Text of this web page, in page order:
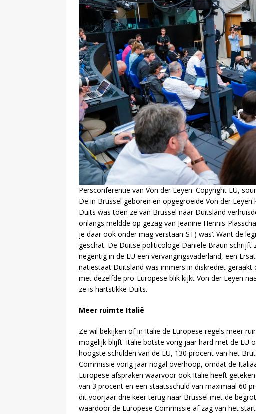
Persconferentie van Von der Leyen. Copyright EU,
De in Brussel geboren en opgegroeide Von der
Duits was toen ze van Brussel naar Duitsland
onlangs meldde op gezag van Jeanine Hennis-
je daar ook onder mag verstaan-ST) was’. Want de
geschat. De Duitse politicologe Daniele Braun
negentig in de EU een vervangingsvaderland, een
natiestaat Duitsland was immers in diskrediet
met dezelfde pro-Europese blik kijkt Von der Leyen
ze is hartstikke Duits.
Meer ruimte Italië
Ze wil bekijken of in Italië de Europese regels meer
mogelijk blijft. Italië botste vorig jaar hard met de EU
hoogste schulden van de EU, 130 procent van het
Commissie vorig jaar nogal overhoop, omdat de
Europese afspraken waarvoor ook Italië heeft
van 3 procent en een staatsschuld van maximaal 60
dit voorjaar drie keer terug naar Brussel met de
waardoor de Europese Commissie af zag van het